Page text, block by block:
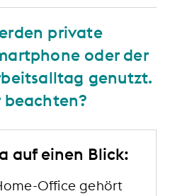
private
oder der
genutzt.
beachten?
auf einen Blick:
Office gehört